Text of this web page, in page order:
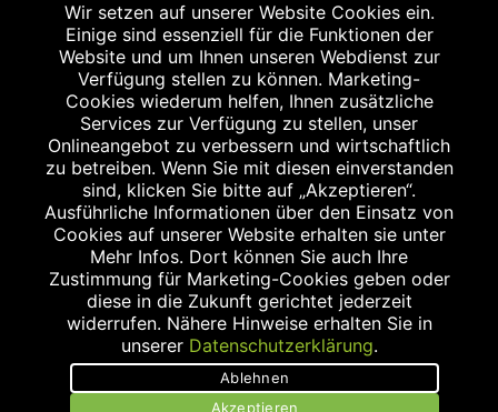
Abgabe in haushaltsüblichen Mengen, solange der Vorrat reicht. Für Druck-
und Satzfehler keine Haftung.
Zu Risiken und Nebenwirkungen lesen Sie die Packungsbeilage und fragen
Sie Ihren Arzt oder Apotheker.
Angabe nach der deutschen Arzneimitteltaxe Apothekenerstattungspreis
(AEP). Der AEP ist keine unverbindliche Preisempfehlung der Hersteller. Der
AEP ist ein von den Apotheken in Ansatz gebrachter Preis für rezeptfreie
Arzneimittel. Er entspricht in der Höhe dem für Apotheken verbindlichen
Abgabepreis, zu dem eine Apotheke in bestimmten Fällen (z.B. bei Kindern
unter 12 Jahren) das Produkt mit der gesetzlichen Krankenversicherung
abrechnet. Der AEP ist der allgemeine Erstattungspreis im Falle einer
Kostenübernahme durch die gesetzlichen Krankenkassen, vor Abzug eines
Zwangsrabattes (zur Zeit 5%) nach §130 Abs. 1 SGB V.
Unverbindliche Preisempfehlung des Herstellers (UVP).
powered by apovena.de
Wir setzen auf unserer Website Cookies ein.
Einige sind essenziell für die Funktionen der
Website und um Ihnen unseren Webdienst zur
Verfügung stellen zu können. Marketing-
Cookies wiederum helfen, Ihnen zusätzliche
Services zur Verfügung zu stellen, unser
Onlineangebot zu verbessern und wirtschaftlich
zu betreiben. Wenn Sie mit diesen einverstanden
sind, klicken Sie bitte auf „Akzeptieren“.
Ausführliche Informationen über den Einsatz von
Cookies auf unserer Website erhalten sie unter
Mehr Infos. Dort können Sie auch Ihre
Zustimmung für Marketing-Cookies geben oder
diese in die Zukunft gerichtet jederzeit
widerrufen. Nähere Hinweise erhalten Sie in
unserer Datenschutzerklärung.
Ablehnen
Akzeptieren